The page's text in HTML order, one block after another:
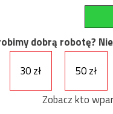
dobrą robotę?
30 zł
50 zł
Zobacz kto